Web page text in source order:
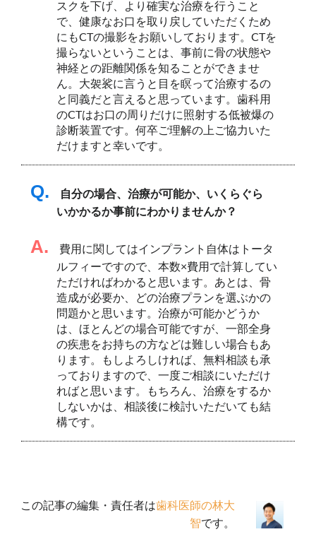
スクを下げ、より確実な治療を行うこと
で、健康なお口を取り戻していただくため
にもCTの撮影をお願いしております。CTを
撮らないということは、事前に骨の状態や
神経との距離関係を知ることができませ
ん。大袈裟に言うと目を瞑って治療するの
と同義だと言えると思っています。歯科用
のCTはお口の周りだけに照射する低被爆の
診断装置です。何卒ご理解の上ご協力いた
だけますと幸いです。
Q.
自分の場合、治療が可能か、いくらぐら
いかかるか事前にわかりませんか？
A.
費用に関してはインプラント自体はトータ
ルフィーですので、本数×費用で計算してい
ただければわかると思います。あとは、骨
造成が必要か、どの治療プランを選ぶかの
問題かと思います。治療が可能かどうか
は、ほとんどの場合可能ですが、一部全身
の疾患をお持ちの方などは難しい場合もあ
ります。もしよろしければ、無料相談も承
っておりますので、一度ご相談にいただけ
ればと思います。もちろん、治療をするか
しないかは、相談後に検討いただいても結
構です。
この記事の編集・責任者は歯科医師の林大
智です。